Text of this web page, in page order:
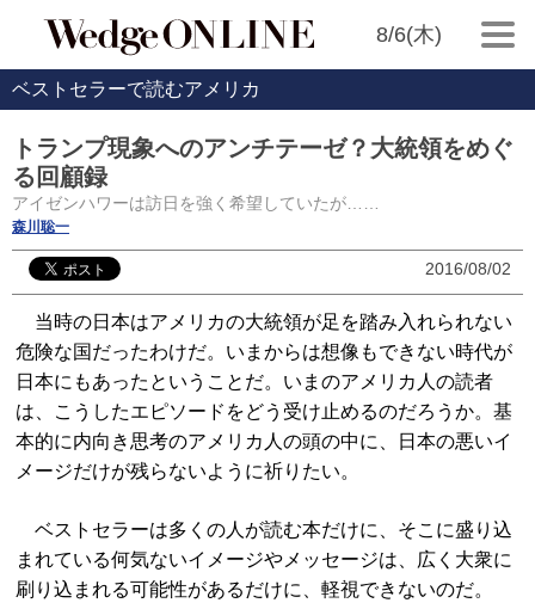
8/6(木)
ベストセラーで読むアメリカ
トランプ現象へのアンチテーゼ？大統領をめぐ
る回顧録
アイゼンハワーは訪日を強く希望していたが……
森川聡一
2016/08/02
当時の日本はアメリカの大統領が足を踏み入れられない
危険な国だったわけだ。いまからは想像もできない時代が
日本にもあったということだ。いまのアメリカ人の読者
は、こうしたエピソードをどう受け止めるのだろうか。基
本的に内向き思考のアメリカ人の頭の中に、日本の悪いイ
メージだけが残らないように祈りたい。
ベストセラーは多くの人が読む本だけに、そこに盛り込
まれている何気ないイメージやメッセージは、広く大衆に
刷り込まれる可能性があるだけに、軽視できないのだ。